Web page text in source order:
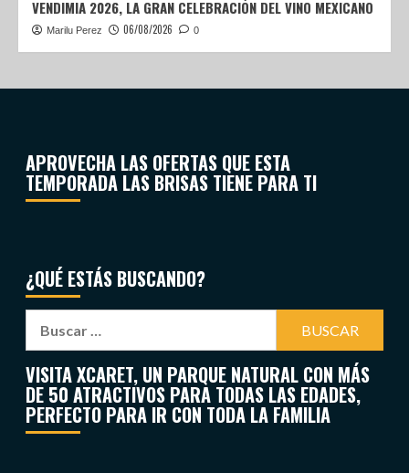
VENDIMIA 2026, LA GRAN CELEBRACIÓN DEL VINO MEXICANO
Marilu Perez 06/08/2026 0
APROVECHA LAS OFERTAS QUE ESTA
TEMPORADA LAS BRISAS TIENE PARA TI
¿QUÉ ESTÁS BUSCANDO?
VISITA XCARET, UN PARQUE NATURAL CON MÁS
DE 50 ATRACTIVOS PARA TODAS LAS EDADES,
PERFECTO PARA IR CON TODA LA FAMILIA